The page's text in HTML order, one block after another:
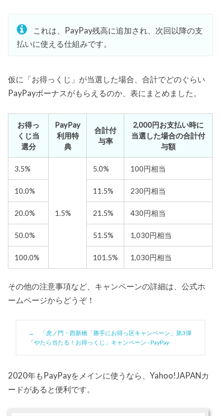
これは、PayPay残高に追加され、次回以降の支
払いに使える仕組みです。
仮に「お得っくじ」が当選した場合、合計でどのぐらい
PayPayボーナスがもらえるのか、表にまとめました。
お得っ
くじ当
選分
PayPay
利用特
典
合計付
与率
2,000円お支払い時に
当選した場合の合計付
与額
3.5%
1.5%
5.0% 100円相当
10.0% 11.5% 230円相当
20.0% 21.5% 430円相当
50.0% 51.5% 1,030円相当
100.0% 101.5% 1,030円相当
その他の注意事項など、キャンペーンの詳細は、公式ホ
ームページからどうぞ！
「虎ノ門・西新橋「勝手にお得っ区キャンペーン」第3弾
「やたら当たる！お得っくじ」キャンペーン - PayPay
2020年もPayPayをメインに使うなら、Yahoo!JAPANカ
ードがあると便利です。